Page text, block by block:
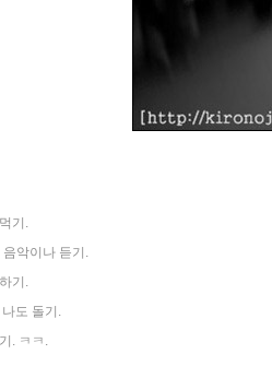
기.
이나 듣기.
기.
도 돌기.
. ㅋㅋ.